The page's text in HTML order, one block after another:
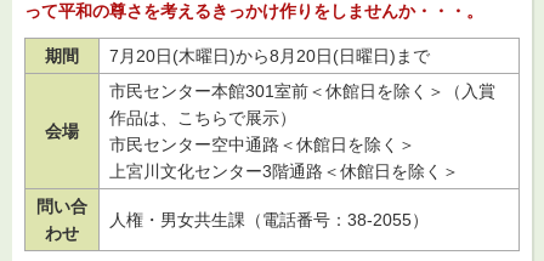
って平和の尊さを考えるきっかけ作りをしませんか・・・。
期間 7月20日(木曜日)から8月20日(日曜日)まで
会場
市民センター本館301室前＜休館日を除く＞（入賞
作品は、こちらで展示）
市民センター空中通路＜休館日を除く＞
上宮川文化センター3階通路＜休館日を除く＞
問い合
わせ
人権・男女共生課（電話番号：38-2055）